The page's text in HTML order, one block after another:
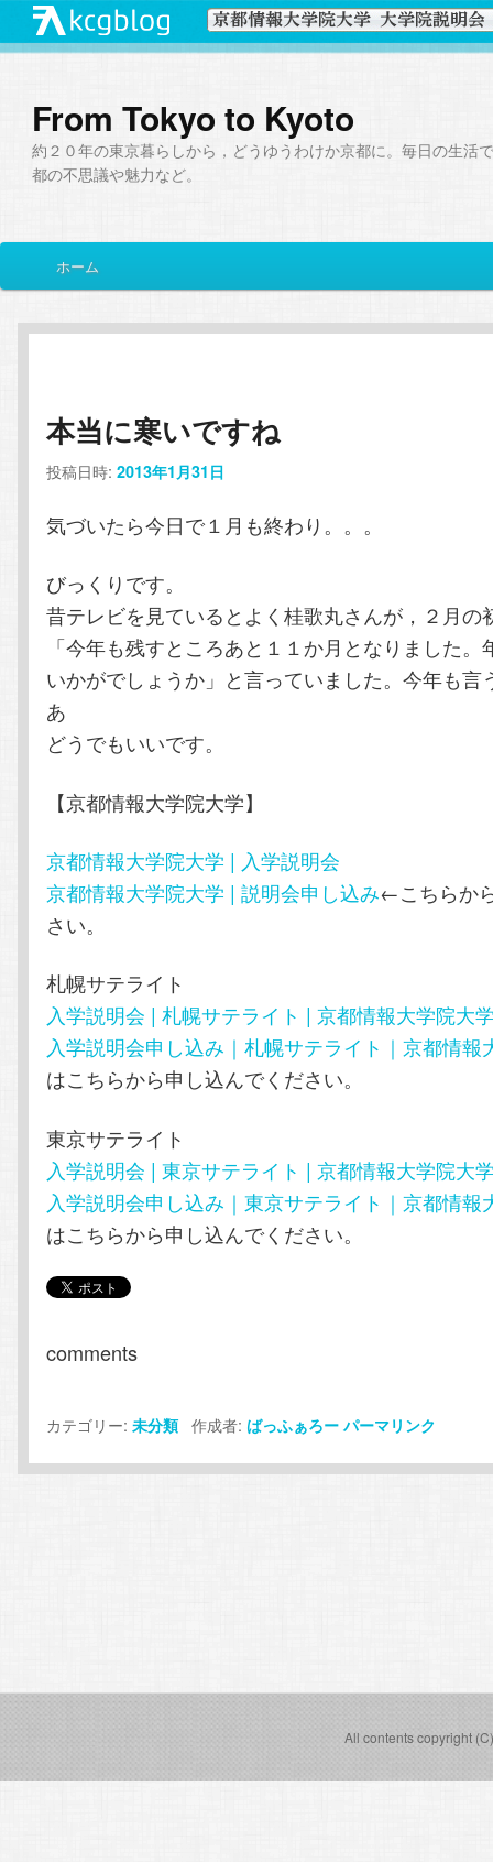
From Tokyo to Kyoto
約２０年の東京暮らしから，どうゆうわけか京都に。毎日の生活
都の不思議や魅力など。
イ
メ
イ
コ
ン
テ
ン
ツ
移
動
サ
ブ
ン
テ
ン
ツ
へ
動
ホーム
本当に寒いですね
投稿日時:2013年1月31日
気づいたら今日で１月も終わり。。。
びっくりです。
昔テレビを見ているとよく桂歌丸さんが，２月の
「今年も残すところあと１１か月となりました。
いかがでしょうか」と言っていました。今年も言
あ
どうでもいいです。
【京都情報大学院大学】
京都情報大学院大学 | 入学説明会
京都情報大学院大学 | 説明会申し込み←こちらか
さい。
札幌サテライト
入学説明会 | 札幌サテライト | 京都情報大学院大
入学説明会申し込み｜札幌サテライト｜京都情報
はこちらから申し込んでください。
東京サテライト
入学説明会 | 東京サテライト | 京都情報大学院大
入学説明会申し込み｜東京サテライト｜京都情報
はこちらから申し込んでください。
comments
カテゴリー:未分類作成者: ばっふぁろー パーマリンク
All contents copyright